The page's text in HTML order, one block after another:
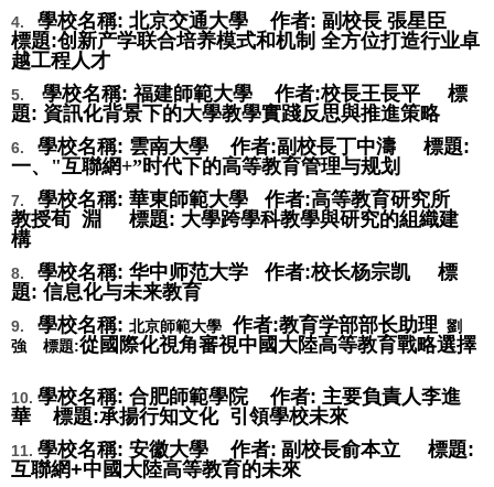
4.
學校名稱: 北京交通大學 作者: 副校長 張星臣
標題:创新产学联合培养模式和机制 全方位打造行业卓
越工程人才
5. 學校名稱: 福建師範大學 作者:校長王長平 標
題: 資訊化背景下的大學教學實踐反思與推進策略
6. 學校名稱: 雲南大學 作者:副校長丁中濤 標題:
一、"互聯網+”时代下的高等教育管理与规划
7. 學校名稱: 華東師範大學 作者:高等教育研究所
教授荀 淵
標題: 大學跨學科教學與研究的組織建
構
8. 學校名稱: 华中师范大学 作者:校长杨宗凯 標
題: 信息化与未来教育
9. 學校名稱: 北京師範大學 作者:教育学部部长助理 劉
強
標題:從國際化視角審視中國大陸高等教育戰略選擇
10. 學校名稱: 合肥師範學院 作者: 主要負責人李進
華 標題:承揚行知文化 引領學校未來
11. 學校名稱: 安徽大學 作者: 副校長俞本立 標題:
互聯網+中國大陸高等教育的未來